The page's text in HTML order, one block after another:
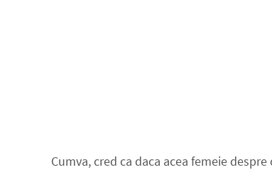
Cumva, cred ca daca acea femeie